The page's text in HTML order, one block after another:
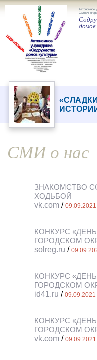
Перейти к основному
Автономное
СМИ о нас
ЗНАКОМСТВО
ХОДЬБОЙ
vk.com / 09.09.2021
КОНКУРС
ГОРОДСКОМ
solreg.ru /
КОНКУРС
ГОРОДСКОМ
id41.ru / 09.09.2021
КОНКУРС
ГОРОДСКОМ
vk.com / 09.09.2021